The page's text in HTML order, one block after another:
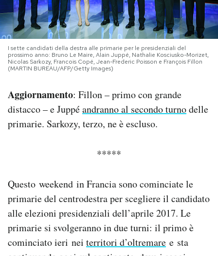
NEWSLETTER
I MIEI PREFERITI
SHOP
CALENDARIO
Notifiche mobile
Regala il Post
I sette candidati della destra alle primarie per le presidenziali del
prossimo anno: Bruno Le Maire, Alain Juppé, Nathalie Kosciusko-Morizet,
Nicolas Sarkozy, Francois Copé, Jean-Frederic Poisson e François Fillon
(MARTIN BUREAU/AFP/Getty Images)
Aggiornamento: Fillon – primo con grande
distacco – e Juppéandranno al secondo turnodelle
primarie. Sarkozy, terzo, ne è escluso.
*****
Questo weekend in Francia sono cominciate le
primarie del centrodestra per scegliere il candidato
alle elezioni presidenziali dell’aprile 2017. Le
primarie si svolgeranno in due turni: il primo è
cominciato ieri nei territori d’oltremare e sta